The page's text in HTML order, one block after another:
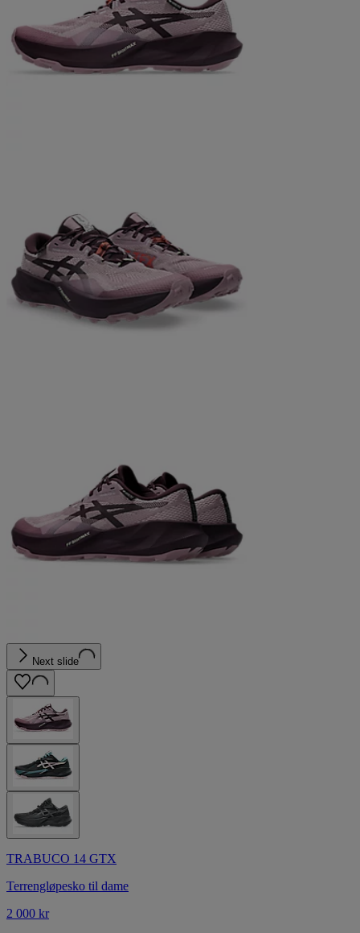
Next slide
TRABUCO 14 GTX
Terrengløpesko til dame
2 000 kr